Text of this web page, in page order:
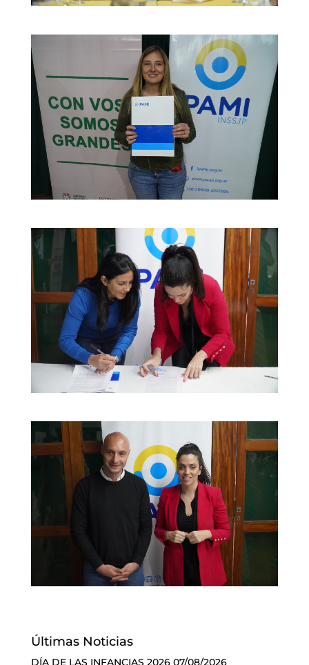
Últimas Noticias
DÍA DE LAS INFANCIAS 2026 07/08/2026